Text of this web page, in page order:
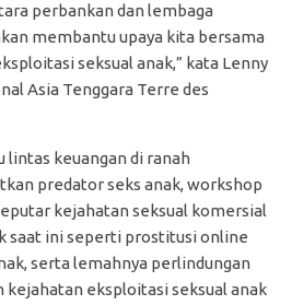
perbankan dan lembaga
membantu upaya kita bersama
seksual anak,” kata Lenny
Asia Tenggara Terre des
lintas keuangan di ranah
predator seks anak, workshop
kejahatan seksual komersial
saat ini seperti prostitusi online
serta lemahnya perlindungan
kejahatan eksploitasi seksual anak